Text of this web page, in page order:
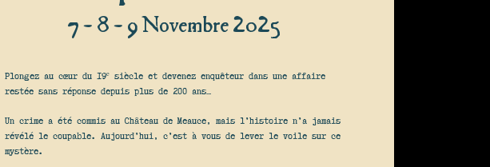
7 - 8 - 9 Novembre 2025
Plongez au cœur du 19ᵉ siècle et devenez enquêteur dans une affaire
restée sans réponse depuis plus de 200 ans…
Un crime a été commis au Château de Meauce, mais l’histoire n’a jamais
révélé le coupable. Aujourd’hui, c’est à vous de lever le voile sur ce
mystère.